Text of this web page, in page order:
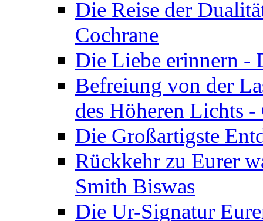
Die Reise der
Cochrane
Die Liebe erinnern -
Befreiung von der
des Höheren Lichts
Die Großartigste
Rückkehr zu Eurer
Smith Biswas
Die Ur-Signatur